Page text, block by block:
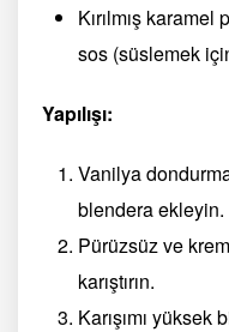
Kırılmış
sos (süslemek
Yapılışı:
Vanilya
blendera ekleyin.
Pürüzsüz ve
karıştırın.
Karışımı